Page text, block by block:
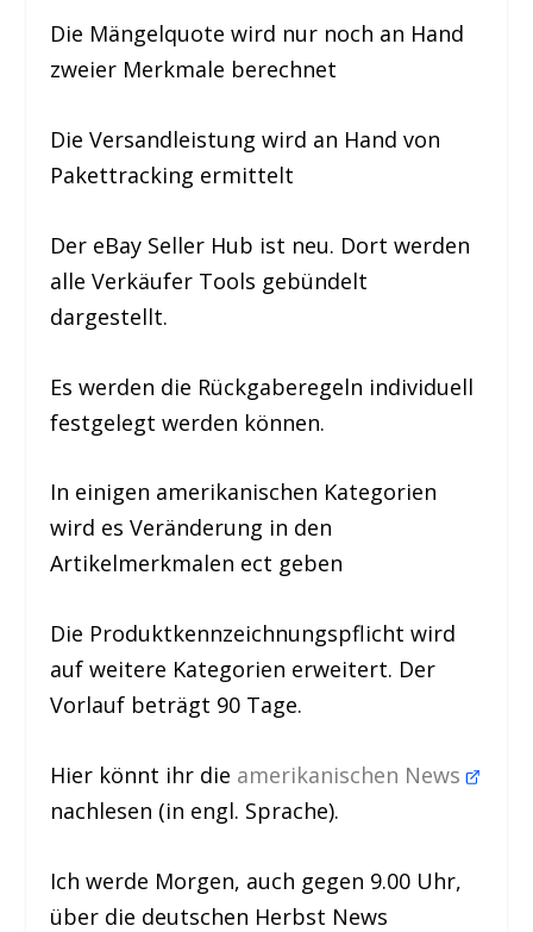
Die Mängelquote wird nur noch an Hand
zweier Merkmale berechnet
Die Versandleistung wird an Hand von
Pakettracking ermittelt
Der eBay Seller Hub ist neu. Dort werden
alle Verkäufer Tools gebündelt
dargestellt.
Es werden die Rückgaberegeln individuell
festgelegt werden können.
In einigen amerikanischen Kategorien
wird es Veränderung in den
Artikelmerkmalen ect geben
Die Produktkennzeichnungspflicht wird
auf weitere Kategorien erweitert. Der
Vorlauf beträgt 90 Tage.
Hier könnt ihr die amerikanischen News
nachlesen (in engl. Sprache).
Ich werde Morgen, auch gegen 9.00 Uhr,
über die deutschen Herbst News